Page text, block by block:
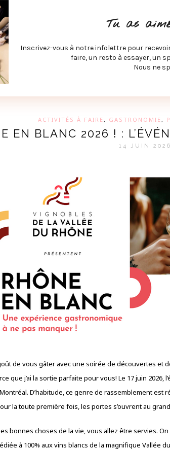
À DÉCOUVRIR
& MÉDIAS
ACTIVITÉS À FAIRE, GASTRONOMIE,
EN BLANC 2026 ! :
14 JUIN 2026
de vous gâter avec une soirée de découvertes et
que j’ai la sortie parfaite pour vous! Le 17 juin 2026,
D’habitude, ce genre de rassemblement est
la toute première fois, les portes s’ouvrent au
bonnes choses de la vie, vous allez être servies.
à 100% aux vins blancs de la magnifique Vallée
Tu as
Inscrivez-vous à notre infolettre pour
faire, un resto à essayer, un
Nous ne